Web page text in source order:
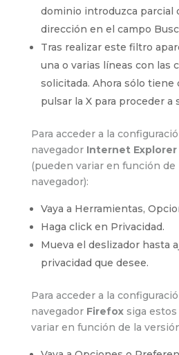
dominio introduzca parcial
dirección en el campo
Tras realizar este filtro
una o varias líneas con las
solicitada. Ahora sólo tiene
pulsar la X para proceder a
Para acceder a la
navegador Internet Explorer
(pueden variar en función de
navegador):
Vaya a Herramientas,
Haga click en Privacidad.
Mueva el deslizador hasta
privacidad que desee.
Para acceder a la
navegadorFirefoxsiga estos
variar en función de la